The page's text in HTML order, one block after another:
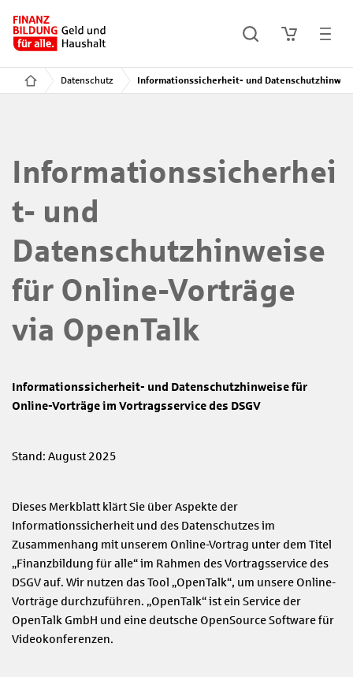
Datenschutz Informationssicherheit- und
Informationssicherhei
t- und
Datenschutzhinweise
für Online-Vorträge
via OpenTalk
Informationssicherheit- und Datenschutzhinweise für
Online-Vorträge im Vortragsservice des DSGV
Stand: August 2025
Dieses Merkblatt klärt Sie über Aspekte der
Informationssicherheit und des Datenschutzes im
Zusammenhang mit unserem Online-Vortrag unter dem Titel
„Finanzbildung für alle“ im Rahmen des Vortragsservice des
DSGV auf. Wir nutzen das Tool „OpenTalk“, um unsere Online-
Vorträge durchzuführen. „OpenTalk“ ist ein Service der
OpenTalk GmbH und eine deutsche OpenSource Software für
Videokonferenzen.